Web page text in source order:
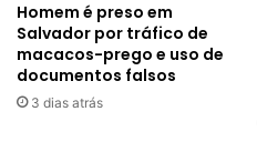
Homem é preso em
Salvador por tráfico de
macacos-prego e uso de
documentos falsos
3 dias atrás